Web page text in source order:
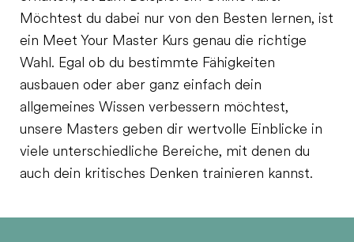
Möchtest du dabei nur von den Besten lernen, ist
ein Meet Your Master Kurs genau die richtige
Wahl. Egal ob du bestimmte Fähigkeiten
ausbauen oder aber ganz einfach dein
allgemeines Wissen verbessern möchtest,
unsere Masters geben dir wertvolle Einblicke in
viele unterschiedliche Bereiche, mit denen du
auch dein kritisches Denken trainieren kannst.